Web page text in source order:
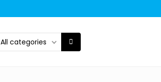
All categories